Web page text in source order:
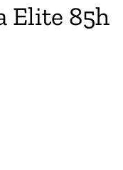
Elite 85h